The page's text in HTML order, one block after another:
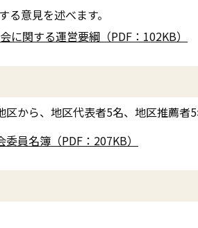
る意見を述べます。
に関する運営要綱（PDF：102KB）
から、地区代表者5名、地区推薦者
員名簿（PDF：207KB）